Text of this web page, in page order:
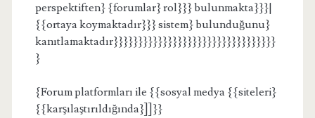
perspektiften} {forumlar} rol}}} bulunmakta}}}|
{{ortaya koymaktadır}}} sistem} bulunduğunu}
kanıtlamaktadır}}}}}}}}}}}}}}}}}}}}}}}}}}}}}}}}}
}
{Forum platformları ile {{sosyal medya {{siteleri}
{{karşılaştırıldığında}]]}}